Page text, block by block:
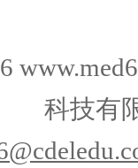
科技有